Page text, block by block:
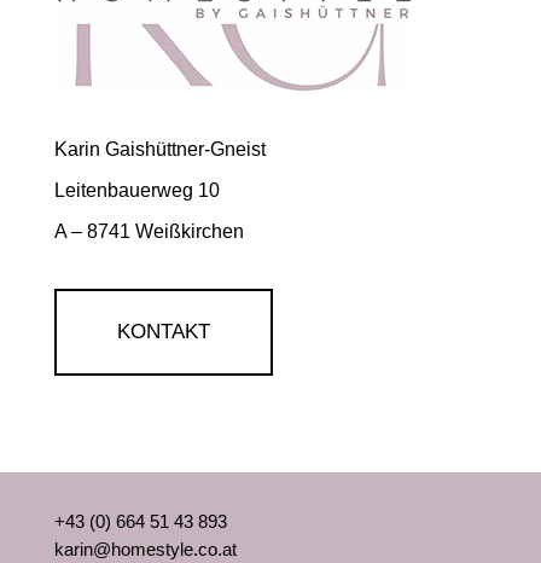
Karin Gaishüttner-Gneist
Leitenbauerweg 10
A – 8741 Weißkirchen
KONTAKT
+43 (0) 664 51 43 893
karin@homestyle.co.at